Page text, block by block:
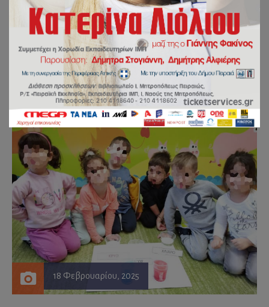
“Νερό και πάγος”
byjohnklon
18 Φεβρουαρίου, 2025